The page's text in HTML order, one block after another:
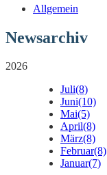
Allgemein
Newsarchiv
2026
Juli(8)
Juni(10)
Mai(5)
April(8)
März(8)
Februar(8)
Januar(7)